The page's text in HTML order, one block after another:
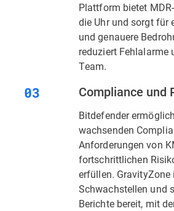
Plattform bietet
die Uhr und sorgt für
und genauere
reduziert Fehlalarme
Team.
Compliance und
Bitdefender
wachsenden
Anforderungen von
fortschrittlichen
erfüllen.
Schwachstellen und
Berichte bereit, mit